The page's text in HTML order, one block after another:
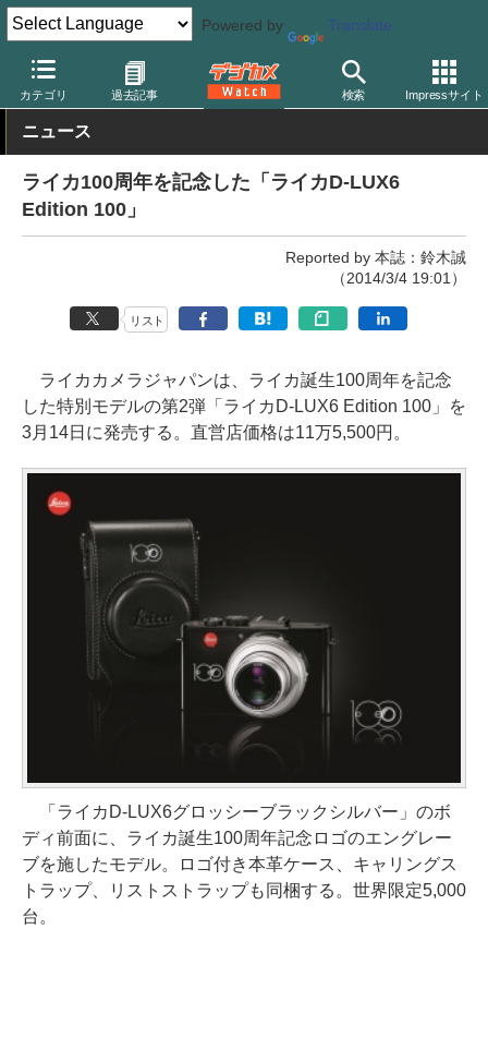
Powered by Translate
カテゴリ 過去記事 検索 Impressサイト
デジカメ Watch カメラ レンズ一体型（コンパクト）カメラ ラ
ニュース
ライカ100周年を記念した「ライカD-LUX6
Edition 100」
Reported by 本誌：鈴木誠
（2014/3/4 19:01）
リスト
ライカカメラジャパンは、ライカ誕生100周年を記念
した特別モデルの第2弾「ライカD-LUX6 Edition 100」を
3月14日に発売する。直営店価格は11万5,500円。
「ライカD-LUX6グロッシーブラックシルバー」のボ
ディ前面に、ライカ誕生100周年記念ロゴのエングレー
ブを施したモデル。ロゴ付き本革ケース、キャリングス
トラップ、リストストラップも同梱する。世界限定5,000
台。